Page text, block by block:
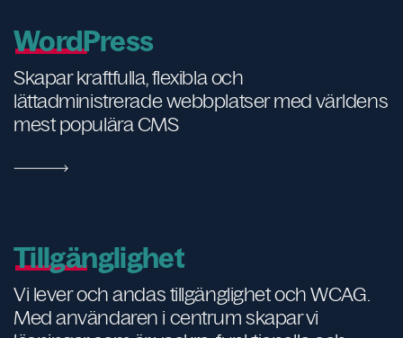
WordPress
Skapar kraftfulla, flexibla och
lättadministrerade webbplatser med världens
mest populära CMS
Tillgänglighet
Vi lever och andas tillgänglighet och WCAG.
Med användaren i centrum skapar vi